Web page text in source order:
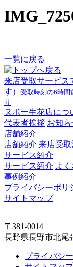
一覧に戻る
来店受取サービス
す） 受取時刻の6時間
り
ヌボー生花店につ
代表者挨拶 お知
店舗紹介
店舗紹介 来店受取
サービス紹介
サービス紹介 よ
事例紹介
プライバシーポリ
サイトマップ
〒381-0014
長野県長野市北尾
プライバシ